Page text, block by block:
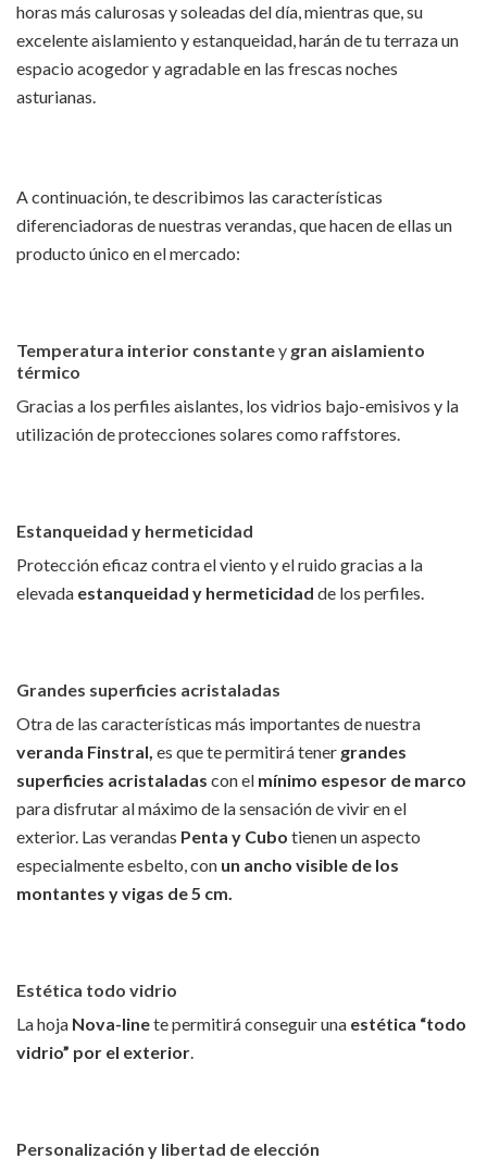
horas más calurosas y soleadas del día, mientras que, su
excelente aislamiento y estanqueidad, harán de tu terraza un
espacio acogedor y agradable en las frescas noches
asturianas.
A continuación, te describimos las características
diferenciadoras de nuestras verandas, que hacen de ellas un
producto único en el mercado:
Temperatura interior constantey gran aislamiento
térmico
Gracias a los perfiles aislantes, los vidrios bajo-emisivos y la
utilización de protecciones solares como raffstores.
Estanqueidad y hermeticidad
Protección eficaz contra el viento y el ruido gracias a la
elevada estanqueidad y hermeticidad de los perfiles.
Grandes superficies acristaladas
Otra de las características más importantes de nuestra
veranda Finstral, es que te permitirá tener grandes
superficies acristaladas con el mínimo espesor de marco
para disfrutar al máximo de la sensación de vivir en el
exterior. Las verandas Penta y Cubo tienen un aspecto
especialmente esbelto, con un ancho visible de los
montantes y vigas de 5 cm.
Estética todo vidrio
La hoja Nova-linete permitirá conseguir una estética “todo
vidrio” por el exterior.
Personalización y libertad de elección